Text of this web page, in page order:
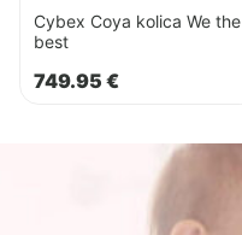
Cybex Coya kolica We the
best
749.95 €